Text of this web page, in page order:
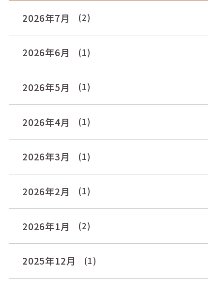
2026年7月 (2)
2026年6月 (1)
2026年5月 (1)
2026年4月 (1)
2026年3月 (1)
2026年2月 (1)
2026年1月 (2)
2025年12月 (1)